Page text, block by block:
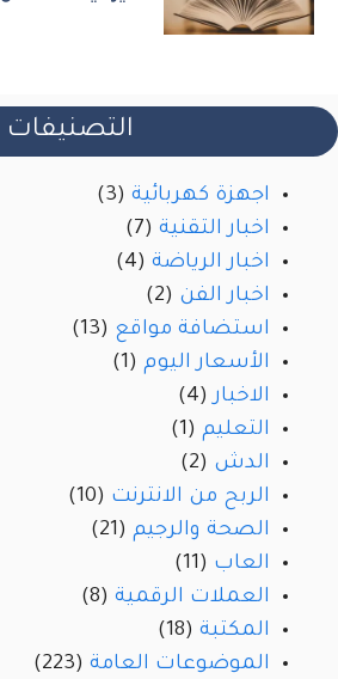
التصنيفات
اجهزة كهربائية (3)
اخبار التقنية (7)
اخبار الرياضة (4)
اخبار الفن (2)
استضافة مواقع (13)
الأسعار اليوم (1)
الاخبار(4)
التعليم (1)
الدش (2)
الربح من الانترنت (10)
الصحة والرجيم (21)
العاب (11)
العملات الرقمية (8)
المكتبة (18)
الموضوعات العامة (223)